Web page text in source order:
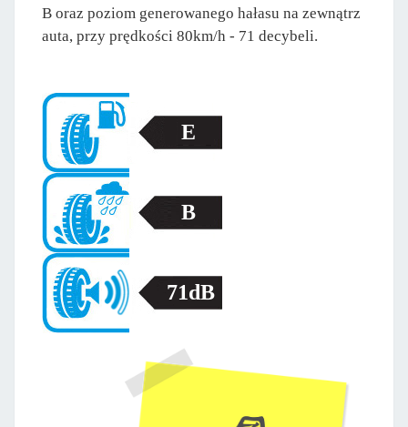
B oraz poziom generowanego hałasu na zewnątrz
auta, przy prędkości 80km/h - 71 decybeli.
E
B
71dB